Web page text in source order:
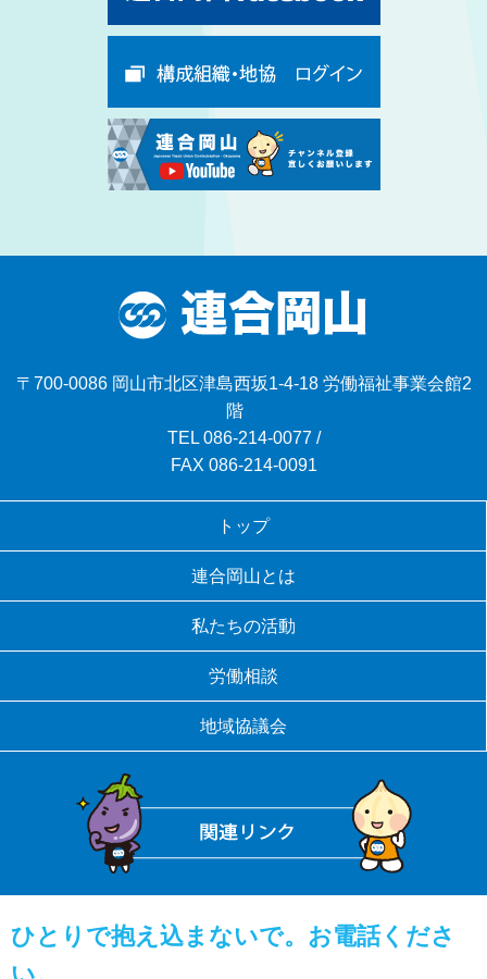
〒700-0086 岡山市北区津島西坂1-4-18 労働福祉事業会館2
階
TEL 086-214-0077 /
FAX 086-214-0091
トップ
連合岡山とは
私たちの活動
労働相談
地域協議会
ひとりで抱え込まないで。お電話くださ